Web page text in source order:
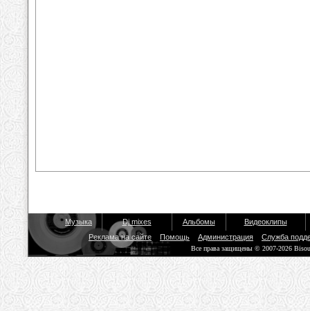
Музыка Dj mixes Альбомы
Видеоклипы
Реклама на сайте
Помощь Администрация Служба
Все права защищены © 2007-2026